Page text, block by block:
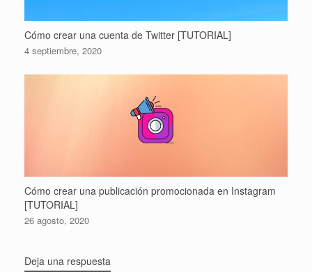
Cómo crear una cuenta de Twitter [TUTORIAL]
4 septiembre, 2020
Cómo crear una publicación promocionada en Instagram
[TUTORIAL]
26 agosto, 2020
Deja una respuesta